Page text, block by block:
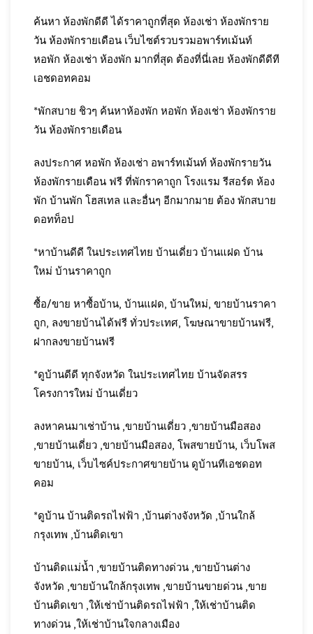
ค้นหา ห้องพักดีดี ได้ราคาถูกที่สุด ห้องเช่า ห้องพักราย
วัน ห้องพักรายเดือน เว็บไซต์รวบรวมอพาร์ทเม้นท์
หอพัก ห้องเช่า ห้องพัก มากที่สุด ต้องที่นี่เลย ห้องพักดีดีที
เอชดอทคอม
*พักสบาย ชิวๆ ค้นหาห้องพัก หอพัก ห้องเช่า ห้องพักราย
วัน ห้องพักรายเดือน
ลงประกาศ หอพัก ห้องเช่า อพาร์ทเม้นท์ ห้องพักรายวัน
ห้องพักรายเดือน ฟรี ที่พักราคาถูก โรงแรม รีสอร์ต ห้อง
พัก บ้านพัก โฮสเทล และอื่นๆ อีกมากมาย ต้อง พักสบาย
ดอทท็อป
*หาบ้านดีดี ในประเทศไทย บ้านเดี่ยว บ้านแฝด บ้าน
ใหม่ บ้านราคาถูก
ซื้อ/ขาย หาซื้อบ้าน, บ้านแฝด, บ้านใหม่, ขายบ้านราคา
ถูก, ลงขายบ้านได้ฟรี ทั่วประเทศ, โฆษณาขายบ้านฟรี,
ฝากลงขายบ้านฟรี
*ดูบ้านดีดี ทุกจังหวัด ในประเทศไทย บ้านจัดสรร
โครงการใหม่ บ้านเดี่ยว
ลงหาคนมาเช่าบ้าน ,ขายบ้านเดี่ยว ,ขายบ้านมือสอง
,ขายบ้านเดี่ยว ,ขายบ้านมือสอง, โพสขายบ้าน, เว็บโพส
ขายบ้าน, เว็บไซค์ประกาศขายบ้าน ดูบ้านทีเอชดอท
คอม
*ดูบ้าน บ้านติดรถไฟฟ้า ,บ้านต่างจังหวัด ,บ้านใกล้
กรุงเทพ ,บ้านติดเขา
บ้านติดแม่น้ำ ,ขายบ้านติดทางด่วน ,ขายบ้านต่าง
จังหวัด ,ขายบ้านใกล้กรุงเทพ ,ขายบ้านขายด่วน ,ขาย
บ้านติดเขา ,ให้เช่าบ้านติดรถไฟฟ้า ,ให้เช่าบ้านติด
ทางด่วน ,ให้เช่าบ้านใจกลางเมือง